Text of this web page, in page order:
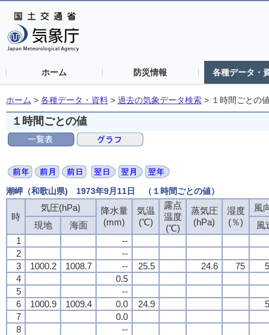
ホーム 防災情報 各種データ・
ホーム > 各種データ・資料 > 過去の気象データ検索 > １時間ごとの
１時間ごとの値
潮岬（和歌山県) 1973年9月11日 （１時間ごとの値）
時
気圧(hPa)
降水量
(mm)
気温
(℃)
露点
温度
(℃)
蒸気圧
(hPa)
湿度
(％)
風
現地
海面
風
1
--
2
--
3
1000.2 1008.7 -- 25.5 24.6 75
4
0.5
5
--
6
1000.9 1009.4 0.0 24.9
7
0.0
8
--